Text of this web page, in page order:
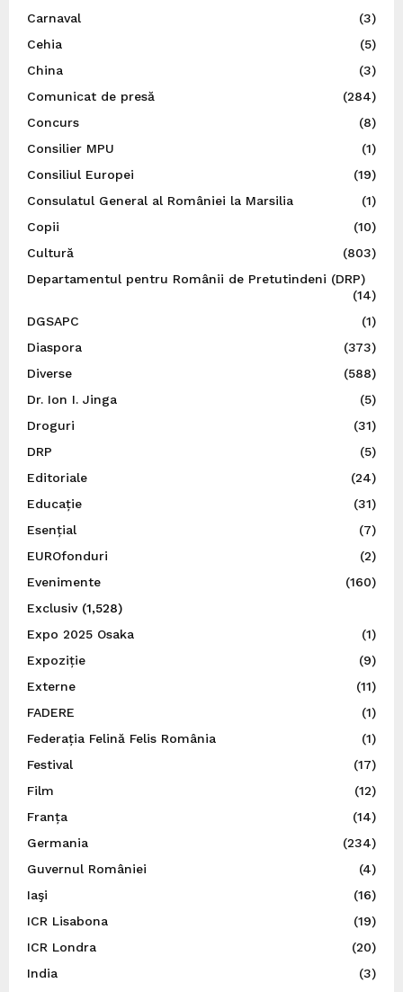
Carnaval
(3)
Cehia
(5)
China
(3)
Comunicat de presă
(284)
Concurs
(8)
Consilier MPU
(1)
Consiliul Europei
(19)
Consulatul General al României la Marsilia
(1)
Copii
(10)
Cultură
(803)
Departamentul pentru Românii de Pretutindeni (DRP)
(14)
DGSAPC
(1)
Diaspora
(373)
Diverse
(588)
Dr. Ion I. Jinga
(5)
Droguri
(31)
DRP
(5)
Editoriale
(24)
Educație
(31)
Esențial
(7)
EUROfonduri
(2)
Evenimente
(160)
Exclusiv(1,528)
Expo 2025 Osaka
(1)
Expoziție
(9)
Externe
(11)
FADERE
(1)
Federația Felină Felis România
(1)
Festival
(17)
Film
(12)
Franța
(14)
Germania
(234)
Guvernul României
(4)
Iaşi
(16)
ICR Lisabona
(19)
ICR Londra
(20)
India
(3)